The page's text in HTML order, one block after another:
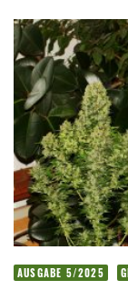
AUSGABE 5/2025